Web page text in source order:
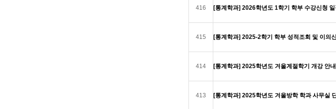
416 [통계학과] 2026학년도 1학기 학부 수강신청
415 [통계학과] 2025-2학기 학부 성적조회 및 이의
414 [통계학과] 2025학년도 겨울계절학기 개강 안내
413 [통계학과] 2025학년도 겨울방학 학과 사무실